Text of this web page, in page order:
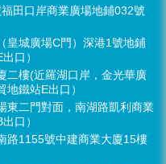
田口岸商業廣場地鋪032號
皇城廣場C門）深港1號地鋪
口）
二樓(近羅湖口岸，金光華廣
鐵站E出口）
東二門對面，南湖路凱利商業
口）
路1155號中建商業大廈15樓